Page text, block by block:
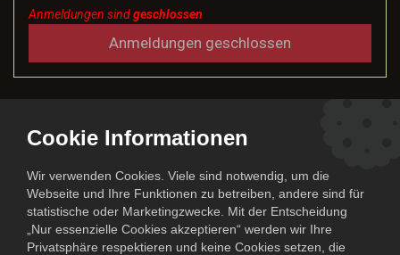
Anmeldungen sindgeschlossen
Anmeldungen geschlossen
Dinner Date: Bayrische
Schmankerl
Cookie Informationen
Wir verwenden Cookies. Viele sind notwendig, um die
Webseite und Ihre Funktionen zu betreiben, andere sind für
statistische oder Marketingzwecke. Mit der Entscheidung
„Nur essenzielle Cookies akzeptieren“ werden wir Ihre
Privatsphäre respektieren und keine Cookies setzen, die